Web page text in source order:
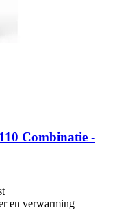
Combinatie -​
en verwarming